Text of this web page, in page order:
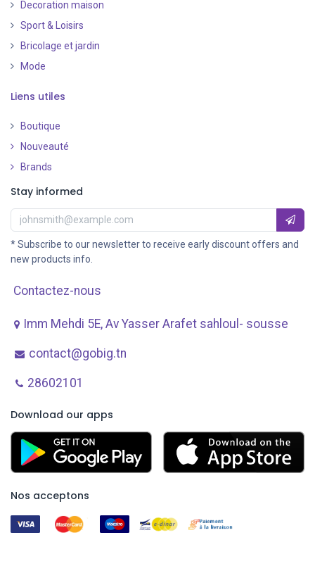
Decoration maison
Sport & Loisirs
Bricolage et jardin
Mode
Liens utiles
Boutique
Nouveauté
Brands
Stay informed
* Subscribe to our newsletter to receive early discount offers and
new products info.
Contactez-nous
Imm Mehdi 5E, Av ​Yasser Arafet sahloul- sousse
contact@gobig.tn
28602101
Download our apps
Nos acceptons